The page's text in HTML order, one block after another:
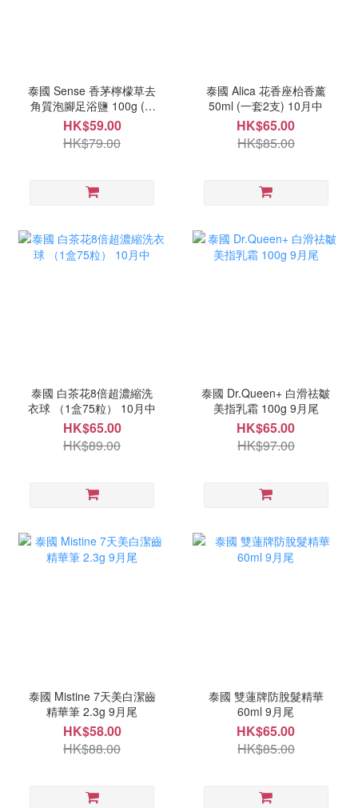
泰國 Sense 香茅檸檬草去
角質泡腳足浴鹽 100g ( 1
套3包）9月尾
HK$59.00
HK$79.00
泰國 Alica 花香座枱香薰
50ml (一套2支) 10月中
HK$65.00
HK$85.00
泰國 白茶花8倍超濃縮洗
衣球 （1盒75粒） 10月中
HK$65.00
HK$89.00
泰國 Dr.Queen+ 白滑祛皺
美指乳霜 100g 9月尾
HK$65.00
HK$97.00
泰國 Mistine 7天美白潔齒
精華筆 2.3g 9月尾
HK$58.00
HK$88.00
泰國 雙蓮牌防脫髮精華
60ml 9月尾
HK$65.00
HK$85.00